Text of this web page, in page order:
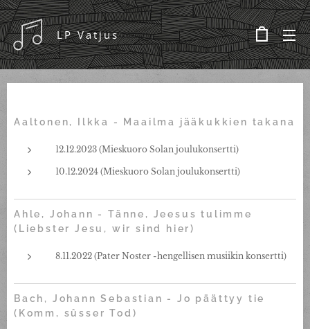
LP Vatjus
Aaltonen, Ilkka - Maailma jääkukkien takana
12.12.2023 (Mieskuoro Solan joulukonsertti)
10.12.2024 (Mieskuoro Solan joulukonsertti)
Ahle, Johann - Tänne, Jeesus tulimme
(Liebster Jesu, wir sind hier)
8.11.2022 (Pater Noster -hengellisen musiikin konsertti)
Bach, Johann Sebastian - Jo päättyy tie
(Komm, sûsser Tod)